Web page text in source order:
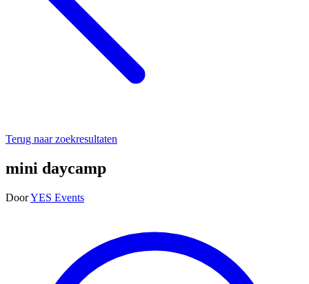
Terug naar zoekresultaten
mini daycamp
DoorYES Events